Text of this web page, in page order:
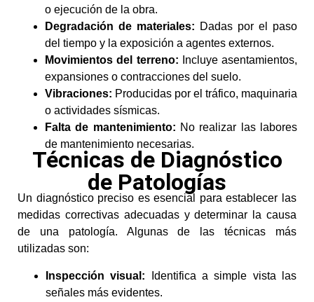
o ejecución de la obra.
Degradación de materiales: Dadas por el paso
del tiempo y la exposición a agentes externos.
Movimientos del terreno: Incluye asentamientos,
expansiones o contracciones del suelo.
Vibraciones: Producidas por el tráfico, maquinaria
o actividades sísmicas.
Falta de mantenimiento: No realizar las labores
de mantenimiento necesarias.
Técnicas de Diagnóstico
de Patologías
Un diagnóstico preciso es esencial para establecer las
medidas correctivas adecuadas y determinar la causa
de una patología. Algunas de las técnicas más
utilizadas son:
Inspección visual: Identifica a simple vista las
señales más evidentes.